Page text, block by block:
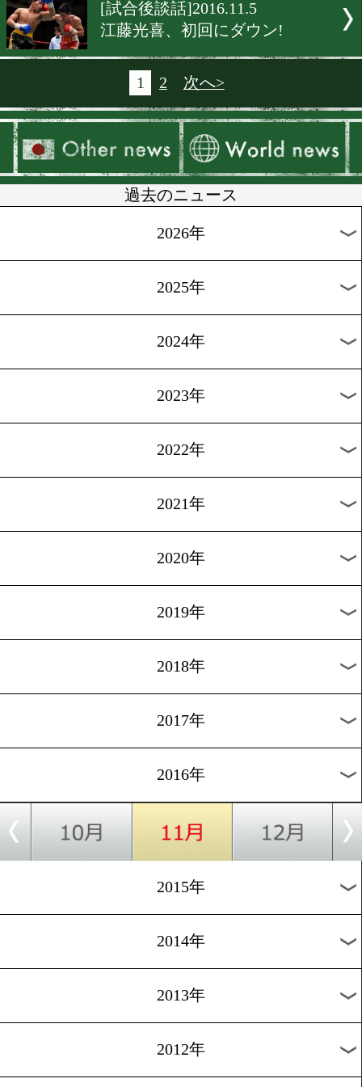
[海外ニュース]2016.11.7
「信じられない」とドネア
[試合後談話]2016.11.6
名古屋で名勝負!一歩も引
大激戦
[三賞試合後談話]2016.11.6
12階級で白熱した熱戦
[試合後談話]2016.11.6
大沢宏晋 from ラスベガス
江藤光喜、初回にダウン!
1 2 次へ>
過去のニュース
2025年
2024年
2023年
2022年
2020年